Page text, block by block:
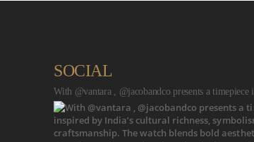
SOCIAL
With @vantara , @jacobandco presents a timepiece i